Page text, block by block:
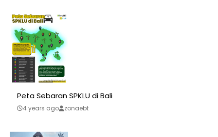
Peta Sebaran SPKLU di Bali
4 years ago zonaebt